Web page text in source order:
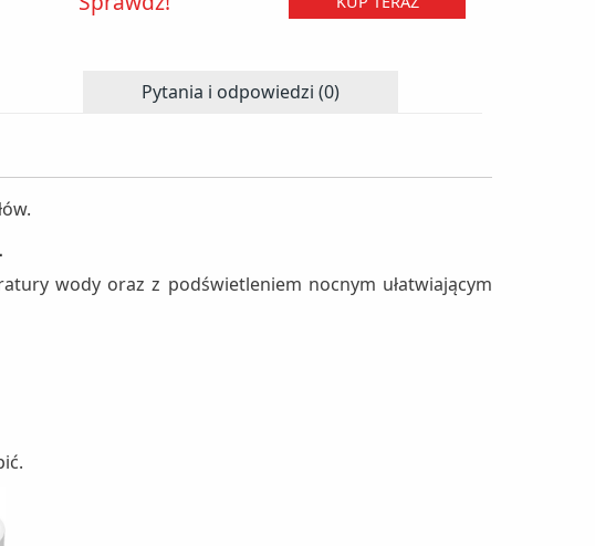
Pytania i odpowiedzi (0)
wody oraz z podświetleniem nocnym ułatwiającym